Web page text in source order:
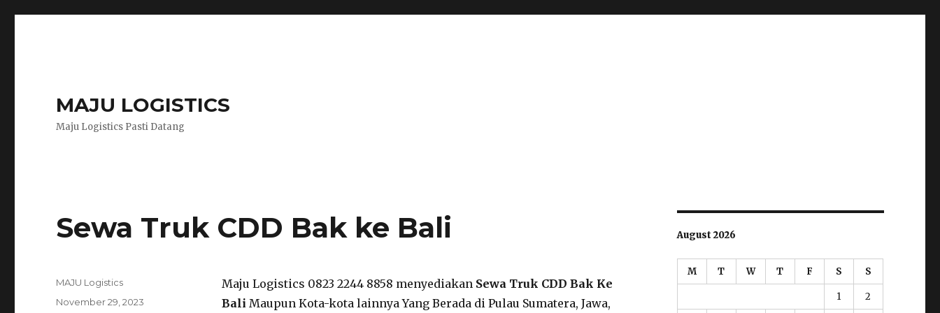
MAJU LOGISTICS
Maju Logistics Pasti Datang
Sewa Truk CDD Bak ke Bali
Maju Logistics 0823 2244 8858 menyediakan Sewa Truk CDD Bak Ke
Bali Maupun Kota-kota lainnya Yang Berada di Pulau Sumatera, Jawa,
Author
MAJU Logistics
Posted
November 29, 2023
August 2026
M T W T F S S
1 2